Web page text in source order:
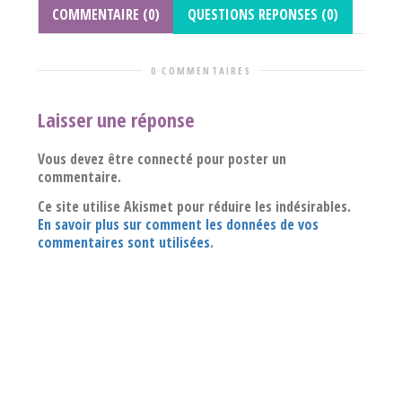
COMMENTAIRE (0) QUESTIONS REPONSES (0)
0 COMMENTAIRES
Laisser une réponse
Vous devez être connecté pour poster un
commentaire.
Ce site utilise Akismet pour réduire les indésirables.
En savoir plus sur comment les données de vos
commentaires sont utilisées.